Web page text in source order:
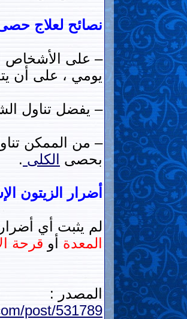
نصائح لعلاج
– على الأشخاص
يومي ، على أن
– يفضل تناول
– من الممكن
بحصى
الكلى .
أضرار الزيتون
لم يثبت أي
المعدة
أو قرحة
المصدر :
post/531789